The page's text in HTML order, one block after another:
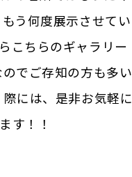
う何度展示させてい
こちらのギャラリー
でご存知の方も多い
には、是非お気軽に
す！！